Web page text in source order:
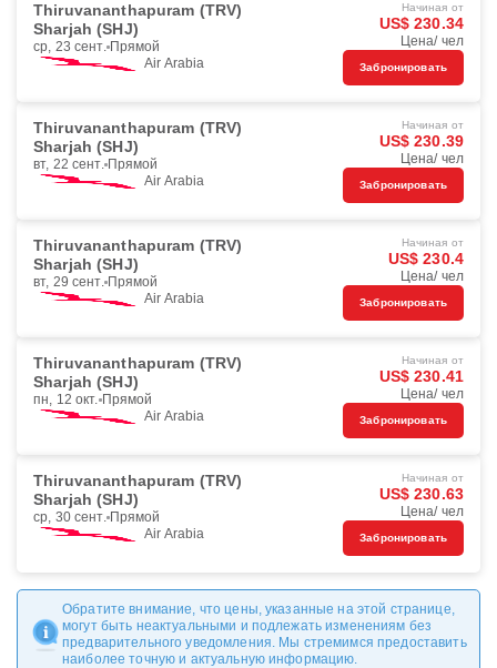
Thiruvananthapuram (TRV)
Sharjah (SHJ)
ср, 23 сент. Прямой
Air Arabia
Начиная от
US$ 230.34
Цена/ чел
Забронировать
Thiruvananthapuram (TRV)
Sharjah (SHJ)
вт, 22 сент. Прямой
Air Arabia
Начиная от
US$ 230.39
Цена/ чел
Забронировать
Thiruvananthapuram (TRV)
Sharjah (SHJ)
вт, 29 сент. Прямой
Air Arabia
Начиная от
US$ 230.4
Цена/ чел
Забронировать
Thiruvananthapuram (TRV)
Sharjah (SHJ)
пн, 12 окт. Прямой
Air Arabia
Начиная от
US$ 230.41
Цена/ чел
Забронировать
Thiruvananthapuram (TRV)
Sharjah (SHJ)
ср, 30 сент. Прямой
Air Arabia
Начиная от
US$ 230.63
Цена/ чел
Забронировать
Обратите внимание, что цены, указанные на этой странице,
могут быть неактуальными и подлежать изменениям без
предварительного уведомления. Мы стремимся предоставить
наиболее точную и актуальную информацию.